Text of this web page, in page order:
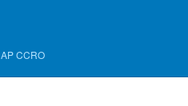
AP CCRO